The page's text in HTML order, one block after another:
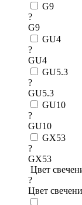
G9
?
G9
GU4
?
GU4
GU5.3
?
GU5.3
GU10
?
GU10
GX53
?
GX53
Цвет
?
Цвет